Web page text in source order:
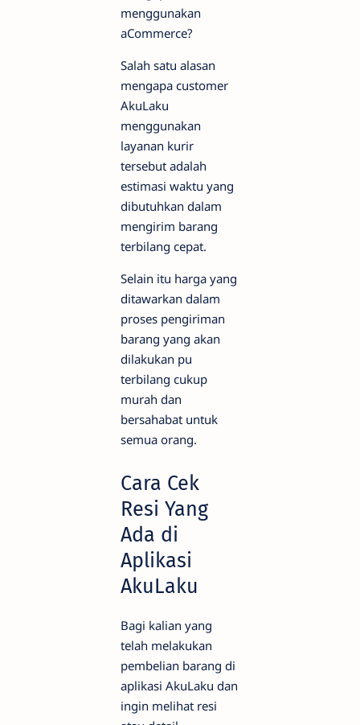
menggunakan
aCommerce?
Salah satu alasan
mengapa customer
AkuLaku
menggunakan
layanan kurir
tersebut adalah
estimasi waktu yang
dibutuhkan dalam
mengirim barang
terbilang cepat.
Selain itu harga yang
ditawarkan dalam
proses pengiriman
barang yang akan
dilakukan pu
terbilang cukup
murah dan
bersahabat untuk
semua orang.
Cara Cek
Resi Yang
Ada di
Aplikasi
AkuLaku
Bagi kalian yang
telah melakukan
pembelian barang di
aplikasi AkuLaku dan
ingin melihat resi